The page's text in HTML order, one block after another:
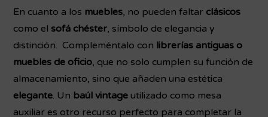
En cuanto a los muebles, no pueden faltar clásicos
como el sofá chéster, símbolo de elegancia y
distinción. Compleméntalo con librerías antiguas o
muebles de oficio, que no solo cumplen su función de
almacenamiento, sino que añaden una estética
elegante. Un baúl vintage utilizado como mesa
auxiliar es otro recurso perfecto para completar la